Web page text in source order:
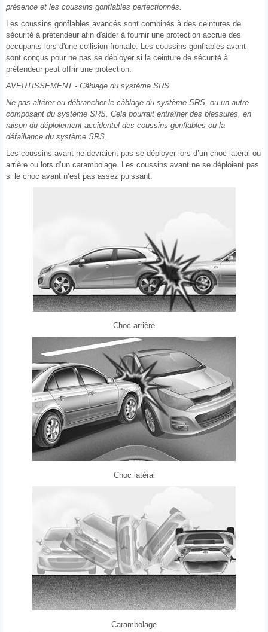
présence et les coussins gonflables perfectionnés.
Les coussins gonflables avancés sont combinés à des ceintures de
sécurité à prétendeur afin d'aider à fournir une protection accrue des
occupants lors d'une collision frontale. Les coussins gonflables avant
sont conçus pour ne pas se déployer si la ceinture de sécurité à
prétendeur peut offrir une protection.
AVERTISSEMENT - Câblage du système SRS
Ne pas altérer ou débrancher le câblage du système SRS, ou un autre
composant du système SRS. Cela pourrait entraîner des blessures, en
raison du déploiement accidentel des coussins gonflables ou la
défaillance du système SRS.
Les coussins avant ne devraient pas se déployer lors d’un choc latéral ou
arrière ou lors d’un carambolage. Les coussins avant ne se déploient pas
si le choc avant n’est pas assez puissant.
Choc arrière
Choc latéral
Carambolage